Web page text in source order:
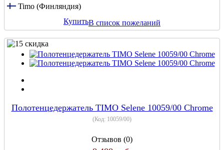
Timo (Финляндия)
КупитьВ список пожеланий
Полотенцедержатель TIMO Selene 10059/00 Chrome
(Код: 10059/00)
Отзывов (0)